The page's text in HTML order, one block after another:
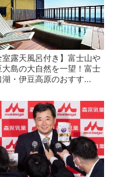
室露天風呂付き】富士山や
大島の大自然を一望！富士
湖・伊豆高原のおすす...